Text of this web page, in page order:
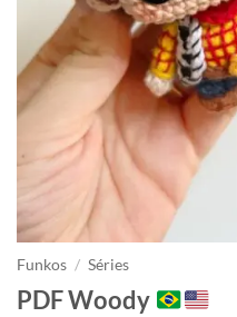
Funkos / Séries
PDF Woody